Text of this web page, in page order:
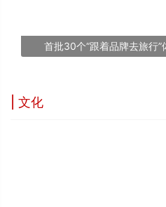
首批30个“跟着品牌去旅行
| 文化